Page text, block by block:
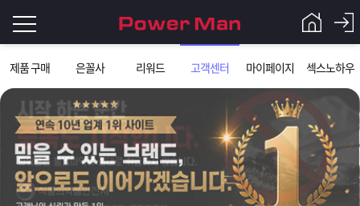
제품 구매 은꼴사 리워드 고객센터 마이페이지 섹스노하우
그
인
이
필
로
Q&A